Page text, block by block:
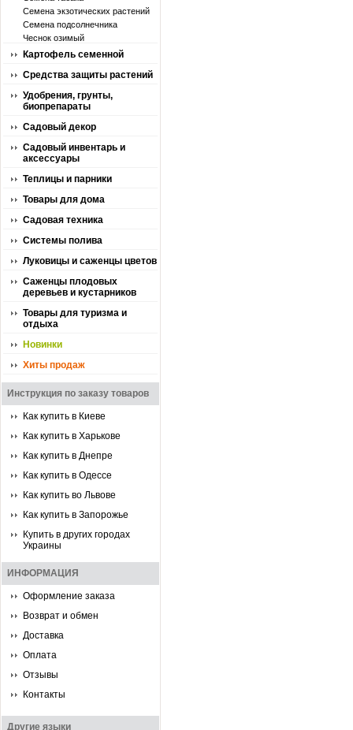
Семена экзотических растений
Семена подсолнечника
Чеснок озимый
Картофель семенной
Средства защиты растений
Удобрения, грунты,
биопрепараты
Садовый декор
Садовый инвентарь и
аксессуары
Теплицы и парники
Товары для дома
Садовая техника
Системы полива
Луковицы и саженцы цветов
Саженцы плодовых
деревьев и кустарников
Товары для туризма и
отдыха
Новинки
Хиты продаж
Инструкция по заказу товаров
Как купить в Киеве
Как купить в Харькове
Как купить в Днепре
Как купить в Одессе
Как купить во Львове
Как купить в Запорожье
Купить в других городах
Украины
ИНФОРМАЦИЯ
Оформление заказа
Возврат и обмен
Доставка
Оплата
Отзывы
Контакты
Другие языки